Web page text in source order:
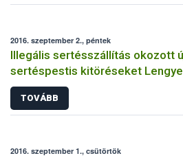
2016. szeptember 2., péntek
Illegális sertésszállítás okozott
sertéspestis kitöréseket
TOVÁBB
2016. szeptember 1., csütörtök